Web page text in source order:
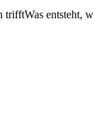
entsteht,